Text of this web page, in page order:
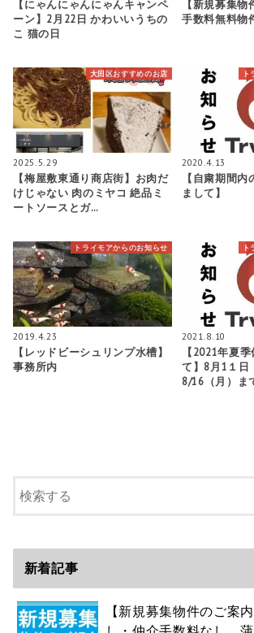
【にゃんにゃんにゃんキャンペ
ーン】2月22日 かわいいうちの
こ 猫の日
【新規募集
手数料無料物
大田区おすすめのお店
2025.5.29
【梅屋敷東通り商店街】お肉だ
けじゃない 肉のミヤコ 絶品ミ
ートソースとガ…
ト
2020.4.13
【自粛期間
まして】
トライモアからのお知らせ
2019.4.23
【レッドビーシュリンプ水槽】
事務所内
ト
2021.8.10
【2021年夏
て】8月1１日
8/16（月）ま
新着記事
【新規募集物件のご案